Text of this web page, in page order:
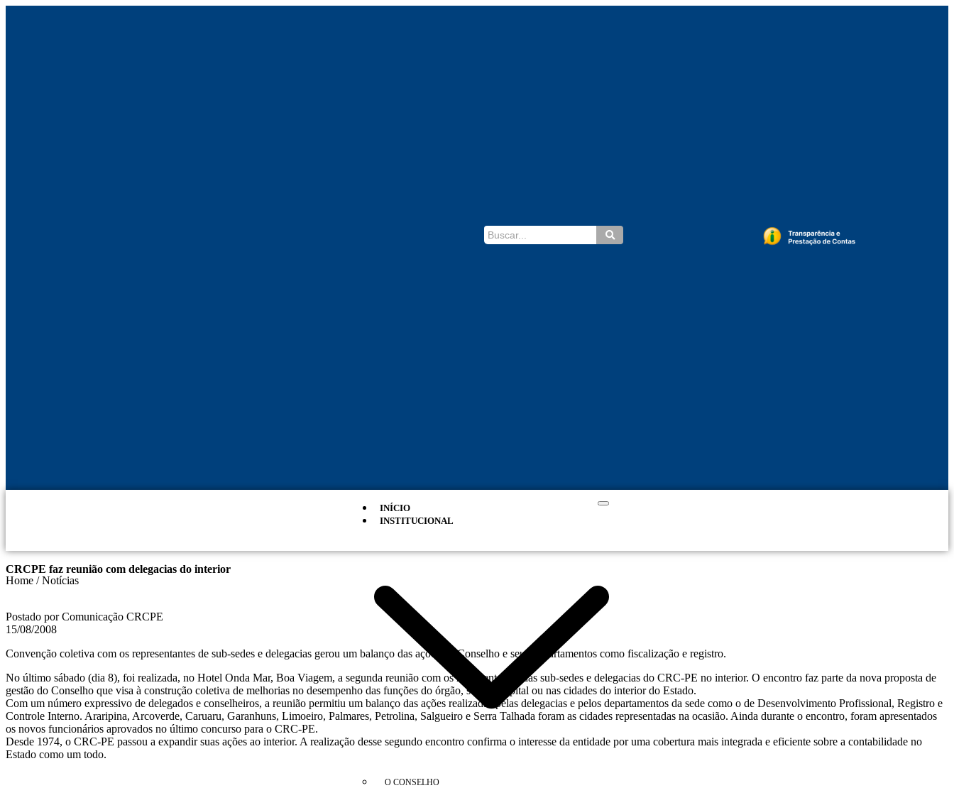
INÍCIO
INSTITUCIONAL
O CONSELHO
CRCPE faz reunião com delegacias do interior
Home / Notícias
Postado por Comunicação CRCPE
15/08/2008
Convenção coletiva com os representantes de sub-sedes e delegacias gerou um balanço das ações do Conselho e seus departamentos como fiscalização e registro.
No último sábado (dia 8), foi realizada, no Hotel Onda Mar, Boa Viagem, a segunda reunião com os representantes das sub-sedes e delegacias do CRC-PE no interior. O encontro faz parte da nova proposta de
gestão do Conselho que visa à construção coletiva de melhorias no desempenho das funções do órgão, seja na capital ou nas cidades do interior do Estado.
Com um número expressivo de delegados e conselheiros, a reunião permitiu um balanço das ações realizadas pelas delegacias e pelos departamentos da sede como o de Desenvolvimento Profissional, Registro e
Controle Interno. Araripina, Arcoverde, Caruaru, Garanhuns, Limoeiro, Palmares, Petrolina, Salgueiro e Serra Talhada foram as cidades representadas na ocasião. Ainda durante o encontro, foram apresentados
os novos funcionários aprovados no último concurso para o CRC-PE.
Desde 1974, o CRC-PE passou a expandir suas ações ao interior. A realização desse segundo encontro confirma o interesse da entidade por uma cobertura mais integrada e eficiente sobre a contabilidade no
Estado como um todo.